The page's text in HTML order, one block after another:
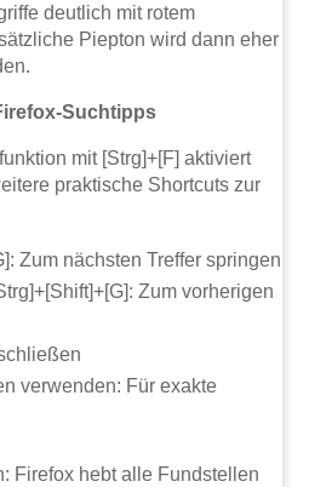
deutlich mit rotem
Piepton wird dann eher
Suchtipps
mit [Strg]+[F] aktiviert
praktische Shortcuts zur
Zum nächsten Treffer springen
Zum vorherigen
verwenden: Für exakte
Firefox hebt alle Fundstellen